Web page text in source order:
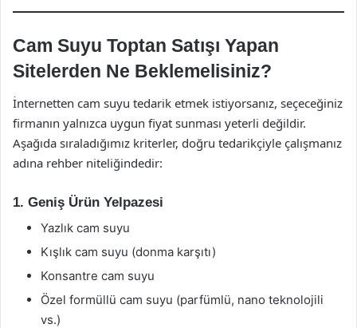
Cam Suyu Toptan Satışı Yapan
Sitelerden Ne Beklemelisiniz?
İnternetten cam suyu tedarik etmek istiyorsanız, seçeceğiniz
firmanın yalnızca uygun fiyat sunması yeterli değildir.
Aşağıda sıraladığımız kriterler, doğru tedarikçiyle çalışmanız
adına rehber niteliğindedir:
1. Geniş Ürün Yelpazesi
Yazlık cam suyu
Kışlık cam suyu (donma karşıtı)
Konsantre cam suyu
Özel formüllü cam suyu (parfümlü, nano teknolojili
vs.)